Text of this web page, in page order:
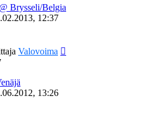
Brysseli/Belgia
12:37
Valovoima
13:26